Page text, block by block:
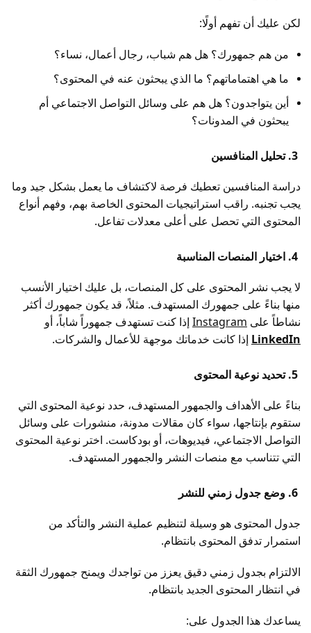
لكن عليك أن تفهم أولًا:
من هم جمهورك؟ هل هم شباب، رجال أعمال، نساء؟
ما هي اهتماماتهم؟ ما الذي يبحثون عنه في المحتوى؟
أين يتواجدون؟ هل هم على وسائل التواصل الاجتماعي أم
يبحثون في المدونات؟
دراسة المنافسين تعطيك فرصة لاكتشاف ما يعمل بشكل جيد وما
يجب تجنبه. راقب استراتيجيات المحتوى الخاصة بهم، وفهم أنواع
المحتوى التي تحصل على أعلى معدلات تفاعل.
لا يجب نشر المحتوى على كل المنصات، بل عليك اختيار الأنسب
منها بناءً على جمهورك المستهدف. مثلاً، قد يكون جمهورك أكثر
نشاطاً على Instagram إذا كنت تستهدف جمهوراً شاباً، أو
LinkedIn إذا كانت خدماتك موجهة للأعمال والشركات.
بناءً على الأهداف والجمهور المستهدف، حدد نوعية المحتوى التي
ستقوم بإنتاجها، سواء كان مقالات مدونة، منشورات على وسائل
التواصل الاجتماعي، فيديوهات، أو بودكاست. اختر نوعية المحتوى
التي تتناسب مع منصات النشر والجمهور المستهدف.
جدول المحتوى هو وسيلة لتنظيم عملية النشر والتأكد من
استمرار تدفق المحتوى بانتظام.
الالتزام بجدول زمني دقيق يعزز من تواجدك ويمنح جمهورك الثقة
في انتظار المحتوى الجديد بانتظام.
يساعدك هذا الجدول على: